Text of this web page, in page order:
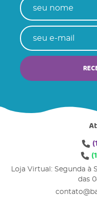
Loja Virtual: Segunda à
das